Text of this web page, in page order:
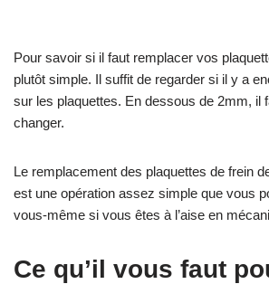
Pour savoir si il faut remplacer vos
plutôt simple. Il suffit de regarder si il y a
sur les plaquettes. En dessous de 2mm, il
changer.
Le remplacement des plaquettes de frein
est une opération assez simple que vous
vous-même si vous êtes à l’aise en
Ce qu’il vous faut